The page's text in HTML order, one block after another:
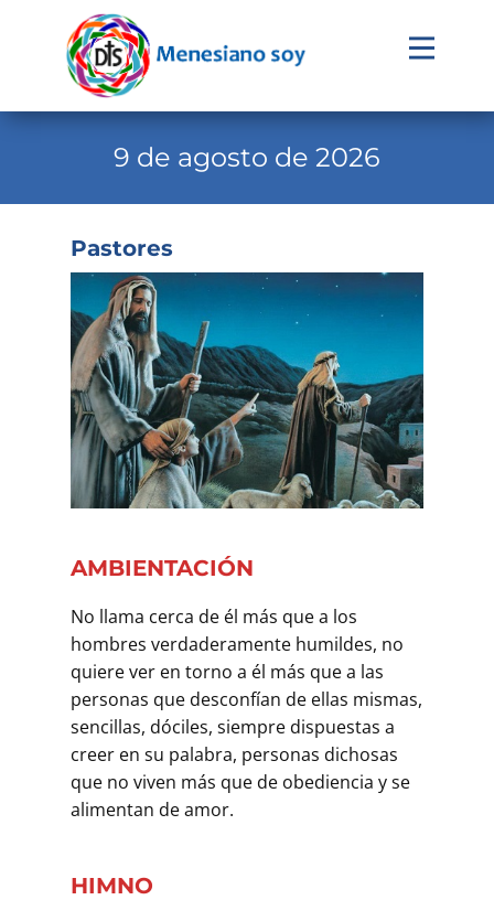
Evangelio
Institucional
Familia Menesiana
Pastoral Vocacional
Recursos
Contacto
Buscar
9 de agosto de 2026
Pastores
AMBIENTACIÓN
No llama cerca de él más que a los
hombres verdaderamente humildes, no
quiere ver en torno a él más que a las
personas que desconfían de ellas mismas,
sencillas, dóciles, siempre dispuestas a
creer en su palabra, personas dichosas
que no viven más que de obediencia y se
alimentan de amor.
HIMNO